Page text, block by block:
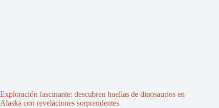
Exploración fascinante: descubren huellas de dinosaurios en
Alaska con revelaciones sorprendentes